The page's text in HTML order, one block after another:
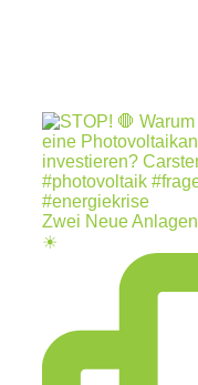
Zwei Neue
☀